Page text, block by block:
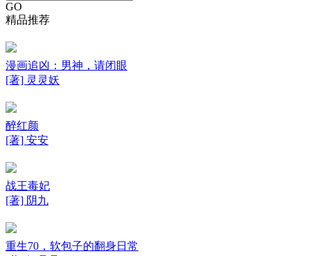
GO
精品推荐
漫画追凶：男神，请闭眼
[著] 灵灵妖
醉红颜
[著] 安安
战王毒妃
[著] 阴九
重生70，软包子的翻身日常